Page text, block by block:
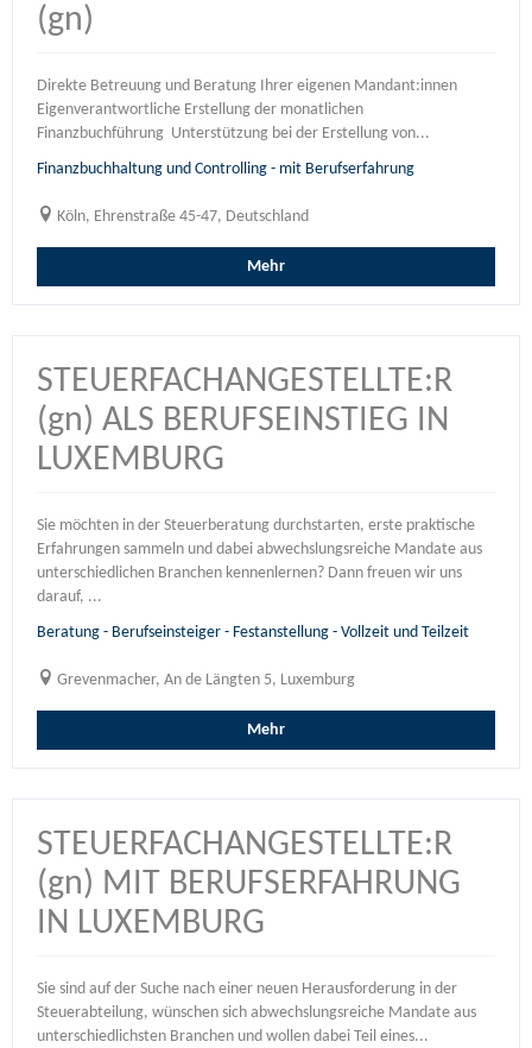
(gn)
Direkte Betreuung und Beratung Ihrer eigenen Mandant:innen
Eigenverantwortliche Erstellung der monatlichen
Finanzbuchführung Unterstützung bei der Erstellung von...
Finanzbuchhaltung und Controlling - mit Berufserfahrung
Köln, Ehrenstraße 45-47, Deutschland
Mehr
STEUERFACHANGESTELLTE:R
(gn) ALS BERUFSEINSTIEG IN
LUXEMBURG
Sie möchten in der Steuerberatung durchstarten, erste praktische
Erfahrungen sammeln und dabei abwechslungsreiche Mandate aus
unterschiedlichen Branchen kennenlernen? Dann freuen wir uns
darauf, ...
Beratung - Berufseinsteiger - Festanstellung - Vollzeit und Teilzeit
Grevenmacher, An de Längten 5, Luxemburg
Mehr
STEUERFACHANGESTELLTE:R
(gn) MIT BERUFSERFAHRUNG
IN LUXEMBURG
Sie sind auf der Suche nach einer neuen Herausforderung in der
Steuerabteilung, wünschen sich abwechslungsreiche Mandate aus
unterschiedlichsten Branchen und wollen dabei Teil eines...